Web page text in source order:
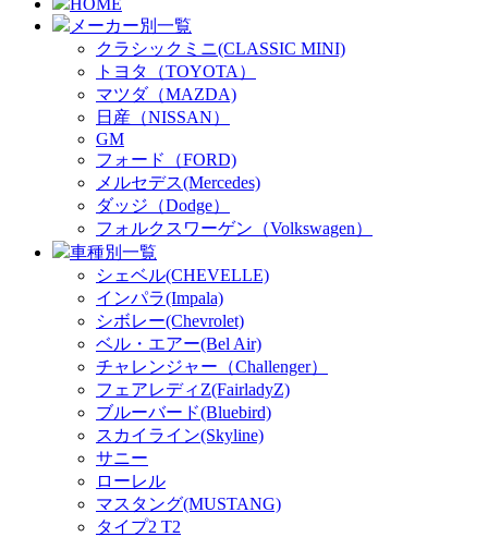
メーカー別一覧
クラシックミニ(CLASSIC MINI)
トヨタ（TOYOTA）
マツダ（MAZDA)
日産（NISSAN）
GM
フォード（FORD)
メルセデス(Mercedes)
ダッジ（Dodge）
フォルクスワーゲン（Volkswagen）
車種別一覧
シェベル(CHEVELLE)
インパラ(Impala)
シボレー(Chevrolet)
ベル・エアー(Bel Air)
チャレンジャー（Challenger）
フェアレディZ(FairladyZ)
ブルーバード(Bluebird)
スカイライン(Skyline)
サニー
ローレル
マスタング(MUSTANG)
タイプ2 T2